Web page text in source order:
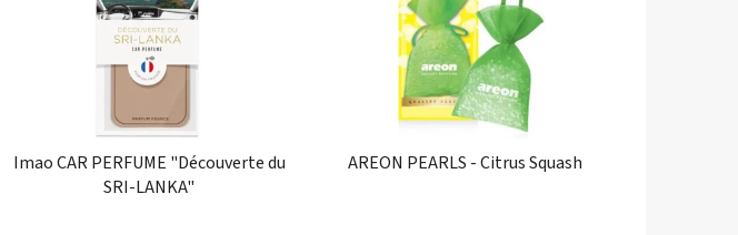
Imao CAR PERFUME "Découverte du
SRI-LANKA"
AREON PEARLS - Citrus Squash